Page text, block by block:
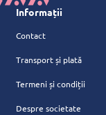
Informații
Contact
Transport și plată
Termeni și condiții
Despre societate